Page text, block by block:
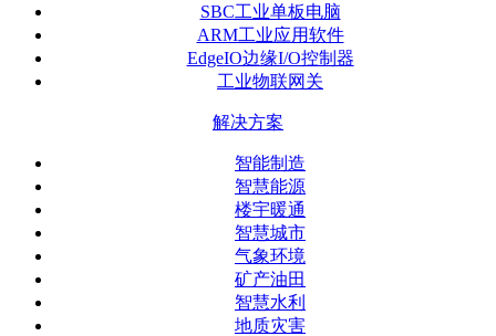
SBC工业单板电脑
ARM工业应用软件
EdgeIO边缘I/O控制器
工业物联网关
解决方案
智能制造
智慧能源
楼宇暖通
智慧城市
气象环境
矿产油田
智慧水利
地质灾害